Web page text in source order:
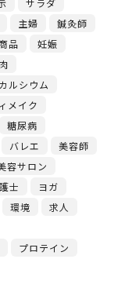
サラダ
主婦
鍼灸師
品
妊娠
カルシウム
メイク
糖尿病
バレエ
美容師
容サロン
士
ヨガ
環境
求人
プロテイン